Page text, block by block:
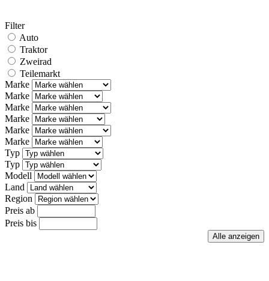
Filter
Auto
Traktor
Zweirad
Teilemarkt
Marke
Marke
Marke
Marke
Marke
Marke
Typ
Typ
Modell
Land
Region
Preis ab
Preis bis